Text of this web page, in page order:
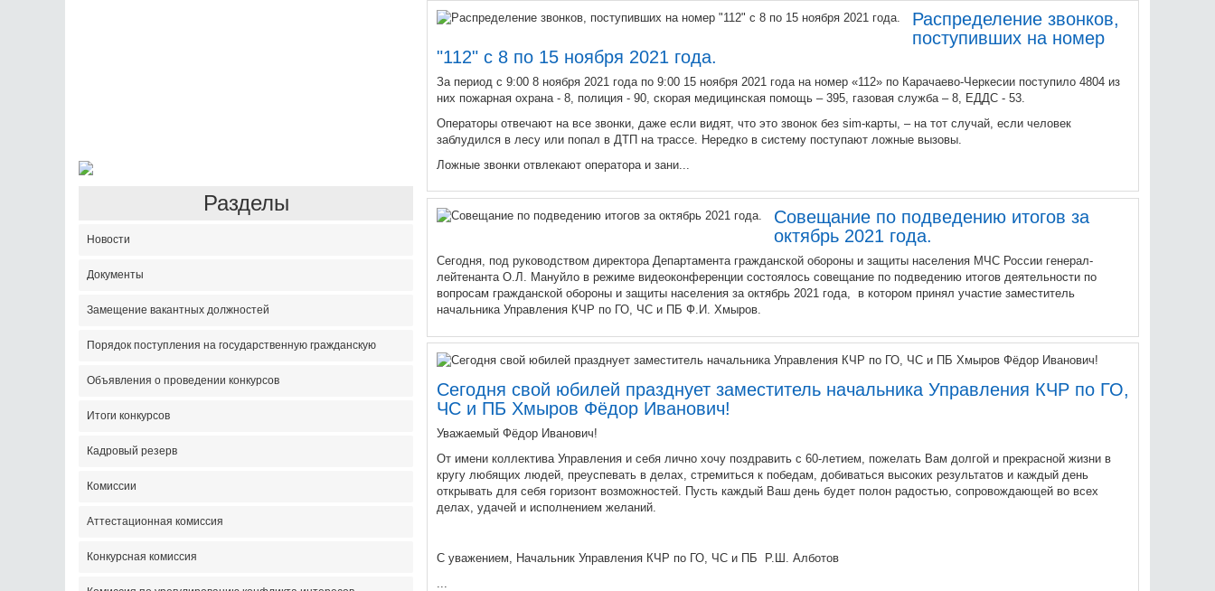
Разделы
Новости
Документы
Замещение вакантных должностей
Порядок поступления на государственную гражданскую
Объявления о проведении конкурсов
Итоги конкурсов
Кадровый резерв
Комиссии
Аттестационная комиссия
Конкурсная комиссия
Распределение звонков,
поступивших на номер
"112" с 8 по 15 ноября 2021 года.
За период с 9:00 8 ноября 2021 года по 9:00 15 ноября 2021 года на номер «112» по Карачаево-Черкесии поступило 4804 из
них пожарная охрана - 8, полиция - 90, скорая медицинская помощь – 395, газовая служба – 8, ЕДДС - 53.
Операторы отвечают на все звонки, даже если видят, что это звонок без sim-карты, – на тот случай, если человек
заблудился в лесу или попал в ДТП на трассе. Нередко в систему поступают ложные вызовы.
Ложные звонки отвлекают оператора и зани...
Совещание по подведению итогов за
октябрь 2021 года.
Сегодня, под руководством директора Департамента гражданской обороны и защиты населения МЧС России генерал-
лейтенанта О.Л. Мануйло в режиме видеоконференции состоялось совещание по подведению итогов деятельности по
вопросам гражданской обороны и защиты населения за октябрь 2021 года, в котором принял участие заместитель
начальника Управления КЧР по ГО, ЧС и ПБ Ф.И. Хмыров.
Сегодня свой юбилей празднует заместитель начальника Управления КЧР по ГО,
ЧС и ПБ Хмыров Фёдор Иванович!
Уважаемый Фёдор Иванович!
От имени коллектива Управления и себя лично хочу поздравить с 60-летием, пожелать Вам долгой и прекрасной жизни в
кругу любящих людей, преуспевать в делах, стремиться к победам, добиваться высоких результатов и каждый день
открывать для себя горизонт возможностей. Пусть каждый Ваш день будет полон радостью, сопровождающей во всех
делах, удачей и исполнением желаний.
С уважением, Начальник Управления КЧР по ГО, ЧС и ПБ Р.Ш. Алботов
...